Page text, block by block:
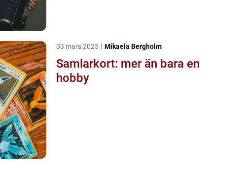
03 mars 2025 Mikaela Bergholm
Samlarkort: mer än bara en
hobby